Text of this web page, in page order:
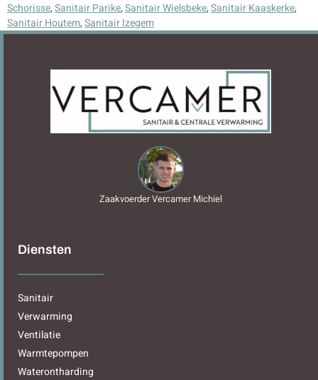
Schorisse,Sanitair Parike,Sanitair Wielsbeke,Sanitair Kaaskerke,
Sanitair Houtem,Sanitair Izegem
Zaakvoerder Vercamer Michiel
Diensten
Sanitair
Verwarming
Ventilatie
Warmtepompen
Waterontharding